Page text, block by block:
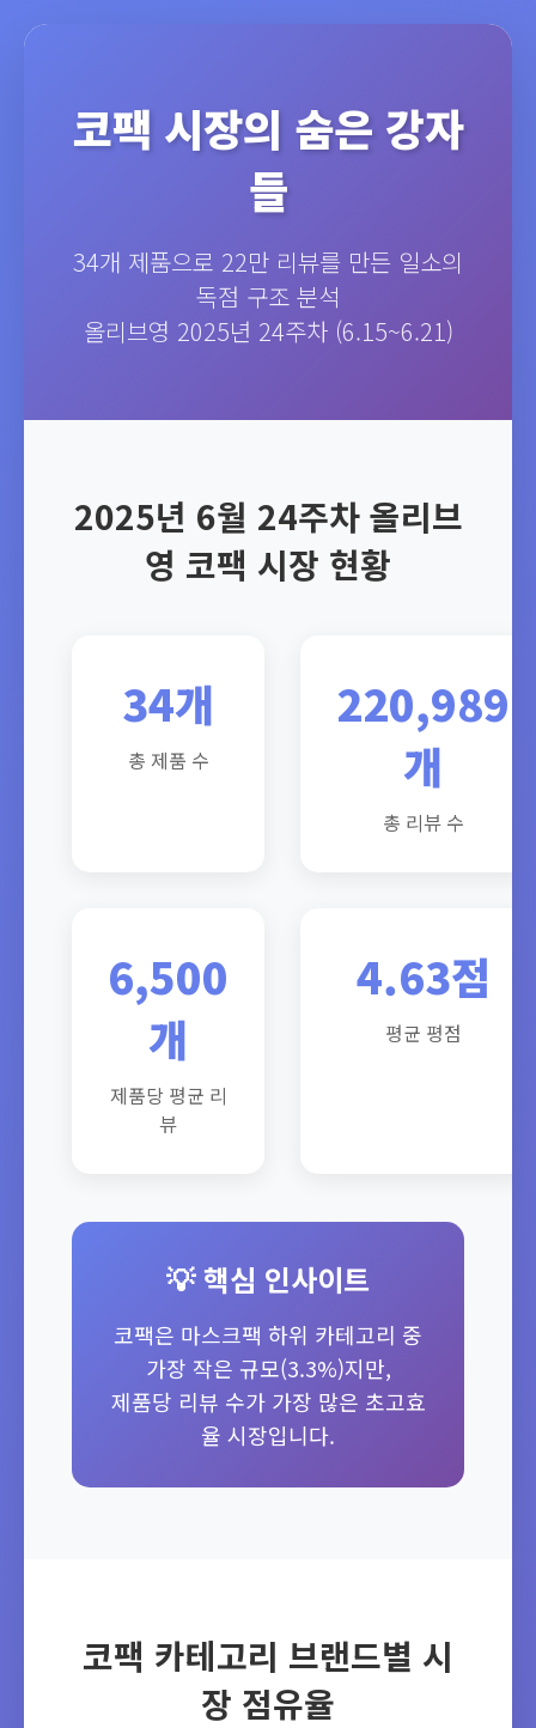
코팩 시장의 숨은 강자
들
34개 제품으로 22만 리뷰를 만든 일소의
독점 구조 분석
올리브영 2025년 24주차 (6.15~6.21)
2025년 6월 24주차 올리브
영 코팩 시장 현황
34개
총 제품 수
220,989
개
총 리뷰 수
6,500
개
제품당 평균 리
뷰
4.63점
평균 평점
💡 핵심 인사이트
코팩은 마스크팩 하위 카테고리 중
가장 작은 규모(3.3%)지만,
제품당 리뷰 수가 가장 많은 초고효
율 시장입니다.
코팩 카테고리 브랜드별 시
장 점유율